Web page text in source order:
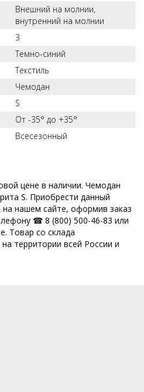
Внешний на молнии,
внутренний на молнии
3
Темно-синий
Текстиль
Чемодан
S
От -35° до +35°
Всесезонный
цене в наличии. Чемодан
S. Приобрести данный
нашем сайте, оформив заказ
☎ 8 (800) 500-46-83 или
Товар со склада
территории всей России и